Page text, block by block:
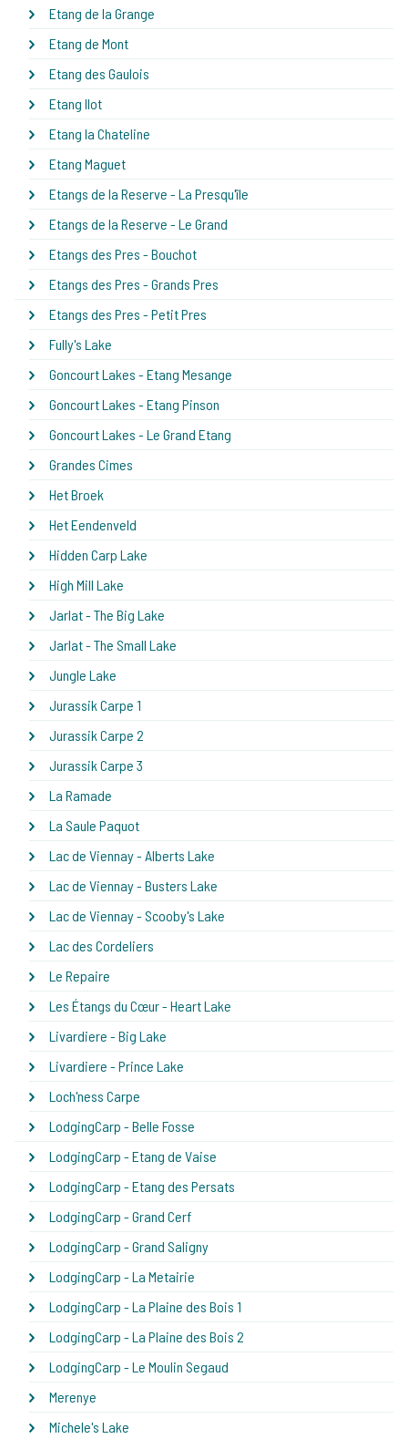
Etang de la Grange
Etang de Mont
Etang des Gaulois
Etang Ilot
Etang la Chateline
Etang Maguet
Etangs de la Reserve - La Presqu'île
Etangs de la Reserve - Le Grand
Etangs des Pres - Bouchot
Etangs des Pres - Grands Pres
Etangs des Pres - Petit Pres
Fully's Lake
Goncourt Lakes - Etang Mesange
Goncourt Lakes - Etang Pinson
Goncourt Lakes - Le Grand Etang
Grandes Cimes
Het Broek
Het Eendenveld
Hidden Carp Lake
High Mill Lake
Jarlat - The Big Lake
Jarlat - The Small Lake
Jungle Lake
Jurassik Carpe 1
Jurassik Carpe 2
Jurassik Carpe 3
La Ramade
La Saule Paquot
Lac de Viennay - Alberts Lake
Lac de Viennay - Busters Lake
Lac de Viennay - Scooby's Lake
Lac des Cordeliers
Le Repaire
Les Étangs du Cœur - Heart Lake
Livardiere - Big Lake
Livardiere - Prince Lake
Loch'ness Carpe
LodgingCarp - Belle Fosse
LodgingCarp - Etang de Vaise
LodgingCarp - Etang des Persats
LodgingCarp - Grand Cerf
LodgingCarp - Grand Saligny
LodgingCarp - La Metairie
LodgingCarp - La Plaine des Bois 1
LodgingCarp - La Plaine des Bois 2
LodgingCarp - Le Moulin Segaud
Merenye
Michele's Lake